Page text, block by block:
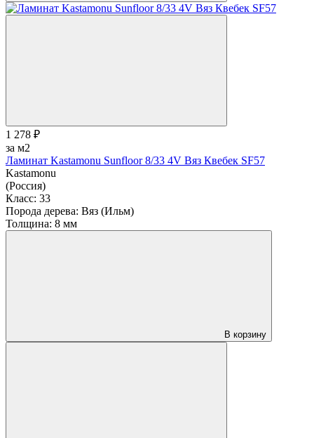
1 278 ₽
за м2
Ламинат Kastamonu Sunfloor 8/33 4V Вяз Квебек SF57
Kastamonu
(Россия)
Класс: 33
Порода дерева: Вяз (Ильм)
Толщина: 8 мм
В корзину